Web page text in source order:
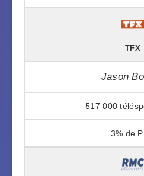
TFX
Jason
517 000
3%